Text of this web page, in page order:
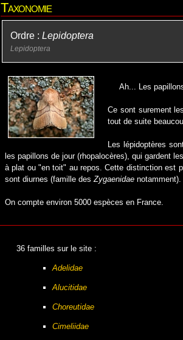
Taxonomie
Ordre :Lepidoptera
Lepidoptera
Ah... Les
Ce sont surement
tout de suite
Les lépidoptères
les papillons de jour (rhopalocères), qui gardent
à plat ou "en toit" au repos. Cette distinction est
sont diurnes (famille des Zygaenidae notamment).
On compte environ 5000 espèces en France.
36 familles sur le site :
Adelidae
Alucitidae
Choreutidae
Cimeliidae